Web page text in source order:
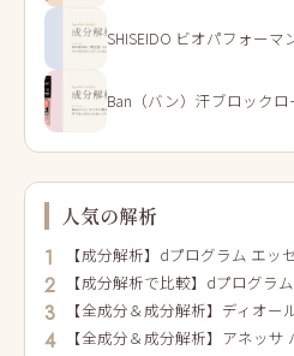
SHISEIDO ビオパフォー
Ban（バン）汗ブロック
人気の解析
1 【成分解析】dプログラム エ
2 【成分解析で比較】dプログラ
3 【全成分＆成分解析】ディオ
4 【全成分＆成分解析】アネッ